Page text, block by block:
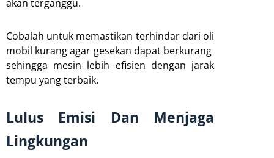
akan terganggu.
Cobalah untuk memastikan terhindar dari oli
mobil kurang agar gesekan dapat berkurang
sehingga mesin lebih efisien dengan jarak
tempu yang terbaik.
Lulus Emisi Dan Menjaga
Lingkungan